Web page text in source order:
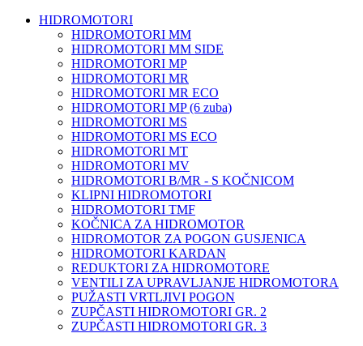
HIDROMOTORI
HIDROMOTORI MM
HIDROMOTORI MM SIDE
HIDROMOTORI MP
HIDROMOTORI MR
HIDROMOTORI MR ECO
HIDROMOTORI MP (6 zuba)
HIDROMOTORI MS
HIDROMOTORI MS ECO
HIDROMOTORI MT
HIDROMOTORI MV
HIDROMOTORI B/MR - S KOČNICOM
KLIPNI HIDROMOTORI
HIDROMOTORI TMF
KOČNICA ZA HIDROMOTOR
HIDROMOTOR ZA POGON GUSJENICA
HIDROMOTORI KARDAN
REDUKTORI ZA HIDROMOTORE
VENTILI ZA UPRAVLJANJE HIDROMOTORA
PUŽASTI VRTLJIVI POGON
ZUPČASTI HIDROMOTORI GR. 2
ZUPČASTI HIDROMOTORI GR. 3